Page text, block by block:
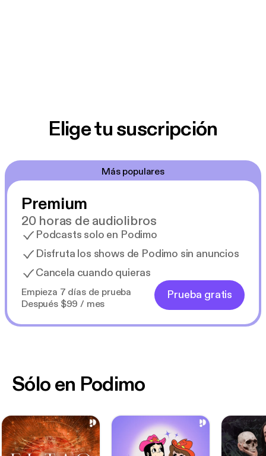
Elige tu suscripción
Más populares
Premium
20 horas de audiolibros
Podcasts solo en Podimo
Disfruta los shows de Podimo sin anuncios
Cancela cuando quieras
Empieza 7 días de prueba
Después $99 / mes
Prueba gratis
Sólo en Podimo